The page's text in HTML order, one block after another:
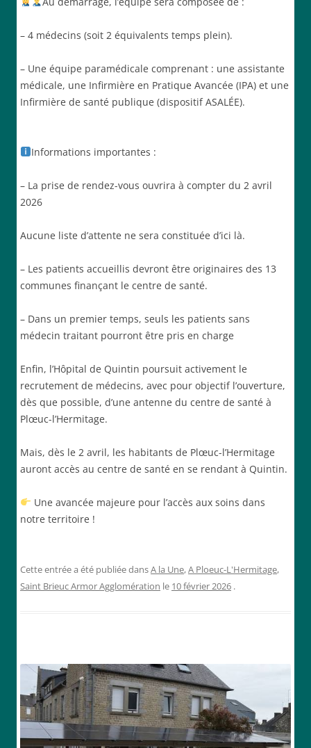
– 4 médecins (soit 2 équivalents temps plein).
– Une équipe paramédicale comprenant : une assistante
médicale, une Infirmière en Pratique Avancée (IPA) et une
Infirmière de santé publique (dispositif ASALÉE).
Informations importantes :
– La prise de rendez-vous ouvrira à compter du 2 avril
2026
Aucune liste d’attente ne sera constituée d’ici là.
– Les patients accueillis devront être originaires des 13
communes finançant le centre de santé.
– Dans un premier temps, seuls les patients sans
médecin traitant pourront être pris en charge
Enfin, l’Hôpital de Quintin poursuit activement le
recrutement de médecins, avec pour objectif l’ouverture,
dès que possible, d’une antenne du centre de santé à
Plœuc-l’Hermitage.
Mais, dès le 2 avril, les habitants de Plœuc-l’Hermitage
auront accès au centre de santé en se rendant à Quintin.
Une avancée majeure pour l’accès aux soins dans
notre territoire !
Cette entrée a été publiée dansA la Une,A Ploeuc-L'Hermitage,
Saint Brieuc Armor Agglomération le 10 février 2026 .